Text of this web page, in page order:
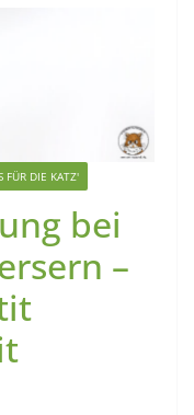
FÜR DIE KATZ'
bei
–